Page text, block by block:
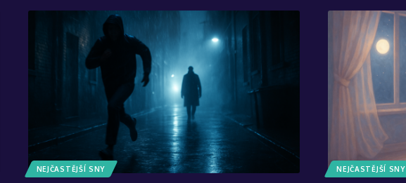
NEJČASTĚJŠÍ SNY NEJČASTĚJŠÍ SNY